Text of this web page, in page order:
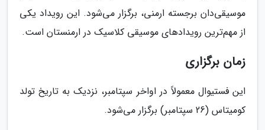
موسیقی‌دان برجسته ارمنی، برگزار می‌شود. این رویداد یکی
از مهم‌ترین رویدادهای موسیقی کلاسیک در ارمنستان است.
زمان برگزاری
این فستیوال معمولاً در اواخر سپتامبر، نزدیک به تاریخ تولد
کومیتاس (26 سپتامبر) برگزار می‌شود.